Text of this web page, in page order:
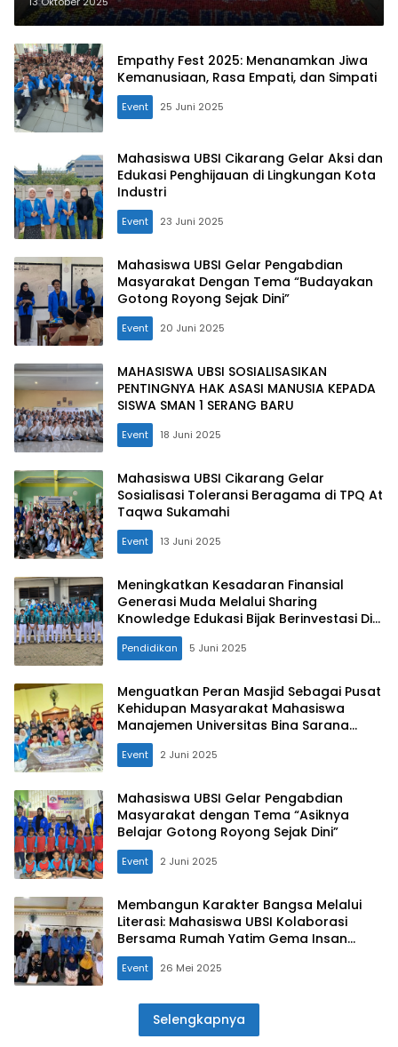
Empathy Fest 2025: Menanamkan Jiwa
Kemanusiaan, Rasa Empati, dan Simpati
Event 25 Juni 2025
Mahasiswa UBSI Cikarang Gelar Aksi dan
Edukasi Penghijauan di Lingkungan Kota
Industri
Event 23 Juni 2025
Mahasiswa UBSI Gelar Pengabdian
Masyarakat Dengan Tema “Budayakan
Gotong Royong Sejak Dini”
Event 20 Juni 2025
MAHASISWA UBSI SOSIALISASIKAN
PENTINGNYA HAK ASASI MANUSIA KEPADA
SISWA SMAN 1 SERANG BARU
Event 18 Juni 2025
Mahasiswa UBSI Cikarang Gelar
Sosialisasi Toleransi Beragama di TPQ At
Taqwa Sukamahi
Event 13 Juni 2025
Meningkatkan Kesadaran Finansial
Generasi Muda Melalui Sharing
Knowledge Edukasi Bijak Berinvestasi Di
Era Digital Untuk Siswa SMPIT Al-Ansori
Pendidikan 5 Juni 2025
Menguatkan Peran Masjid Sebagai Pusat
Kehidupan Masyarakat Mahasiswa
Manajemen Universitas Bina Sarana
Informatika
Event 2 Juni 2025
Mahasiswa UBSI Gelar Pengabdian
Masyarakat dengan Tema “Asiknya
Belajar Gotong Royong Sejak Dini”
Event 2 Juni 2025
Membangun Karakter Bangsa Melalui
Literasi: Mahasiswa UBSI Kolaborasi
Bersama Rumah Yatim Gema Insan
Amanah di Cikarang Selatan
Event 26 Mei 2025
Selengkapnya